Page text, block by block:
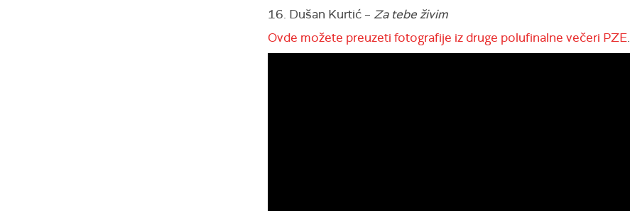
16. Dušan Kurtić – Za tebe živim
Ovde možete preuzeti fotografije iz druge polufinalne večeri PZE.